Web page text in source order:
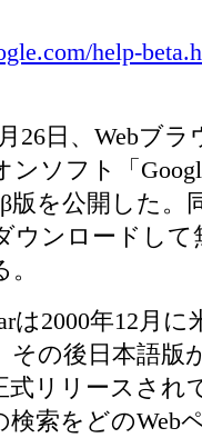
help-
26日、Webブラ
ンソフト「
版を公開した。
ウンロードして
は2000年12月に
その後日本語版
式リリースされ
検索をどのWeb